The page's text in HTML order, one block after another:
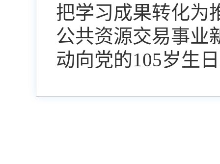
把学习成果转化为
公共资源交易事业
动向党的105岁生